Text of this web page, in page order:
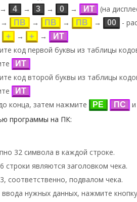
→ 4 → 3 → 0 → ИТ (на
→ ПВ → ПВ → ПВ → 00 -
+ → + → ИТ
код первой буквы из таблицы
ИТ
код второй буквы из таблицы
ИТ
конца, затем нажмите РЕ ПС
программы на ПК:
32 символа в каждой строке.
строки являются заголовком чека.
соответственно, подвалом чека.
нужных данных, нажмите